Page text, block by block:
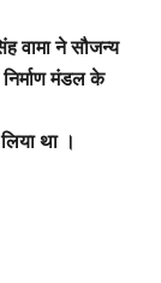
वामा ने सौजन्य
मंडल के
था ।